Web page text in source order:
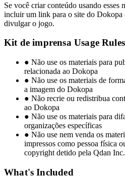
Se você criar conteúdo usando esses
incluir um link para o site do Dokopa
divulgar o jogo.
Kit de imprensa Usage Rules
● Não use os materiais para
relacionada ao Dokopa
● Não use os materiais de
a imagem do Dokopa
● Não recrie ou redistribua
ao Dokopa
● Não use os materiais para
organizações específicas
● Não use nem venda os
impressos como pessoa física
copyright detido pela Qdan Inc.
What's Included